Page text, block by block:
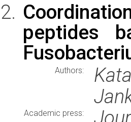
peptides
Authors:
Academic press: